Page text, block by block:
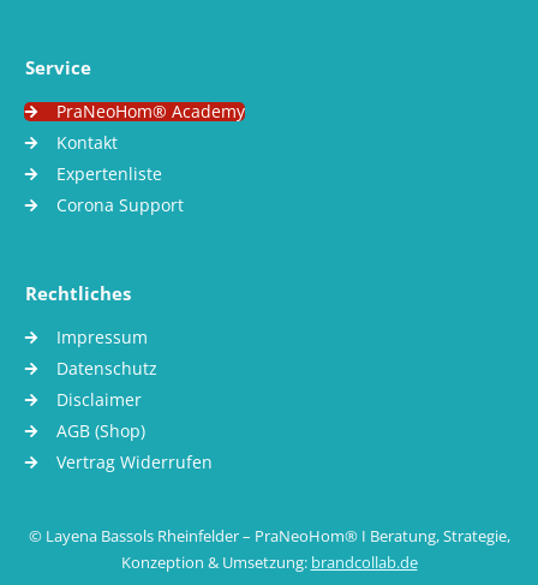
Service
PraNeoHom® Academy
Kontakt
Expertenliste
Corona Support
Rechtliches
Impressum
Datenschutz
Disclaimer
AGB (Shop)
Vertrag Widerrufen
© Layena Bassols Rheinfelder – PraNeoHom® I Beratung, Strategie,
Konzeption & Umsetzung: brandcollab.de